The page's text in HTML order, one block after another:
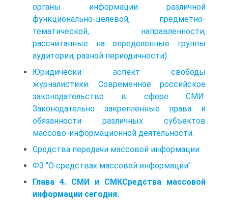
органы информации различной
функционально-целевой, предметно-
тематической, направленности;
рассчитанные на определенные группы
аудитории, разной периодичности).
Юридически аспект свободы
журналистики. Современное российское
законодательство в сфере СМИ.
Законодательно закрепленные права и
обязанности различных субъектов
массово-информационной деятельности.
Средства передачи массовой информации.
ФЗ "О средствах массовой информации"
Глава 4. СМИ и СМКСредства массовой
информации сегодня.